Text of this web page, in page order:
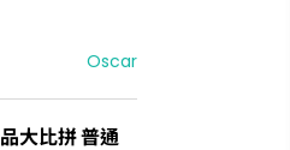
Oscar
大比拼 普通